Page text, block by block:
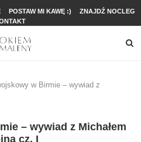
POSTAW MI KAWĘ :)
ZNAJDŹ NOCLEG
w Birmie – wywiad z
– wywiad z Michałem
cz. I